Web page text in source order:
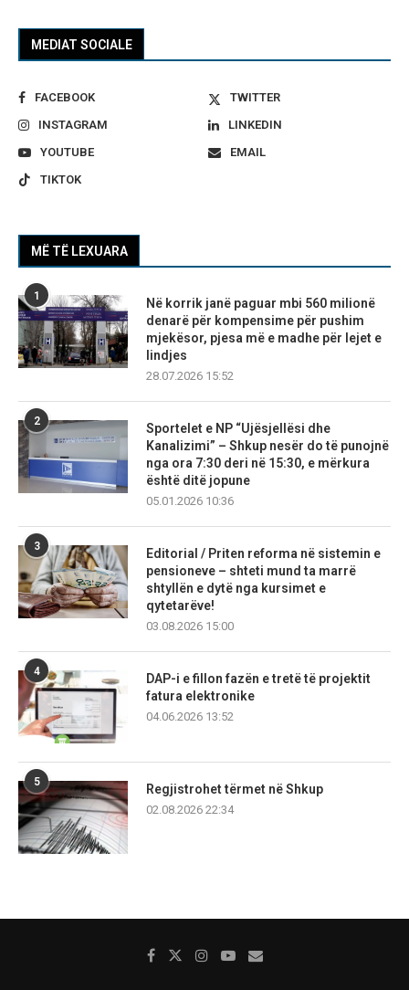
MEDIAT SOCIALE
FACEBOOK
TWITTER
INSTAGRAM
LINKEDIN
YOUTUBE
EMAIL
TIKTOK
MË TË LEXUARA
1
Në korrik janë paguar mbi 560 milionë
denarë për kompensime për pushim
mjekësor, pjesa më e madhe për lejet e
lindjes
28.07.2026 15:52
2
Sportelet e NP “Ujësjellësi dhe
Kanalizimi” – Shkup nesër do të punojnë
nga ora 7:30 deri në 15:30, e mërkura
është ditë jopune
05.01.2026 10:36
3
Editorial / Priten reforma në sistemin e
pensioneve – shteti mund ta marrë
shtyllën e dytë nga kursimet e
qytetarëve!
03.08.2026 15:00
4
DAP-i e fillon fazën e tretë të projektit
fatura elektronike
04.06.2026 13:52
5
Regjistrohet tërmet në Shkup
02.08.2026 22:34